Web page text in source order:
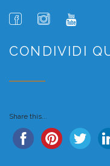
CONDIVIDI
Share this...